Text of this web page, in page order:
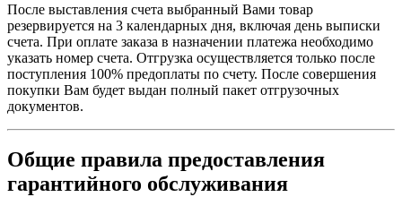
После выставления счета выбранный Вами товар
резервируется на 3 календарных дня, включая день выписки
счета. При оплате заказа в назначении платежа необходимо
указать номер счета. Отгрузка осуществляется только после
поступления 100% предоплаты по счету. После совершения
покупки Вам будет выдан полный пакет отгрузочных
документов.
Общие правила предоставления
гарантийного обслуживания